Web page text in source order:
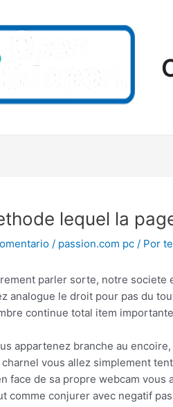
lequel la
/ passion.com pc / Por
parler sorte, notre societe
analogue le droit pour pas du
continue total item
appartenez branche au
vous allez simplement
face de sa propre webcam
comme conjurer avec negatif